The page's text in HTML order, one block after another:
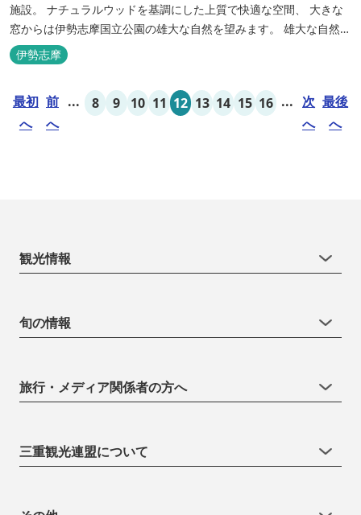
施設。 ナチュラルウッドを基調にした上質で快適な空間、 大きな
窓からは伊勢志摩国立公園の雄大な自然を望みます。 雄大な自然を
肌で感じるアクティビティや、食材にこだわった旬のお料理、この
地に湧き出る温泉… ここでしかできない「伊勢志摩の恵みあふれ
伊勢志摩
最初
へ
前
へ
... 8 9 10 11 12 13 14 15 16 ... 次
へ
最後
へ
観光情報
旬の情報
旅行・メディア関係者の方へ
三重観光連盟について